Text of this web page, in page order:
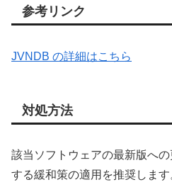
参考リンク
JVNDB の詳細はこちら
対処方法
該当ソフトウェアの最新版へ
する緩和策の適用を推奨しま